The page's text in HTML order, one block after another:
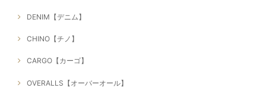
DENIM【デニム】
CHINO【チノ】
CARGO【カーゴ】
OVERALLS【オーバーオール】